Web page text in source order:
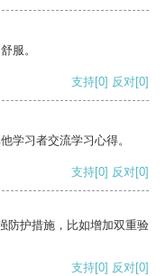
服。
支持[0] 反对[0]
学习者交流学习心得。
支持[0] 反对[0]
防护措施，比如增加双重验
支持[0] 反对[0]